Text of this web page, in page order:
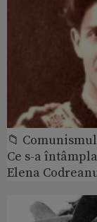
📁
Ce s-a
Elena